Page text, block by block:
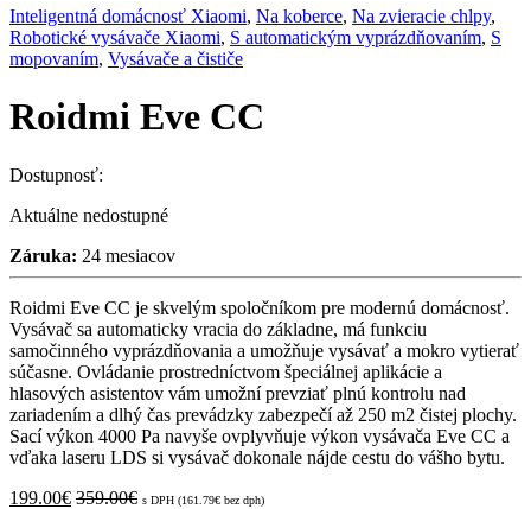
Inteligentná domácnosť Xiaomi, Na koberce, Na zvieracie chlpy,
Robotické vysávače Xiaomi, S automatickým vyprázdňovaním, S
mopovaním, Vysávače a čističe
Roidmi Eve CC
Dostupnosť:
Aktuálne nedostupné
Záruka: 24 mesiacov
Roidmi Eve CC je skvelým spoločníkom pre modernú domácnosť.
Vysávač sa automaticky vracia do základne, má funkciu
samočinného vyprázdňovania a umožňuje vysávať a mokro vytierať
súčasne. Ovládanie prostredníctvom špeciálnej aplikácie a
hlasových asistentov vám umožní prevziať plnú kontrolu nad
zariadením a dlhý čas prevádzky zabezpečí až 250 m2 čistej plochy.
Sací výkon 4000 Pa navyše ovplyvňuje výkon vysávača Eve CC a
vďaka laseru LDS si vysávač dokonale nájde cestu do vášho bytu.
199.00€ 359.00€ s DPH (161.79€ bez dph)